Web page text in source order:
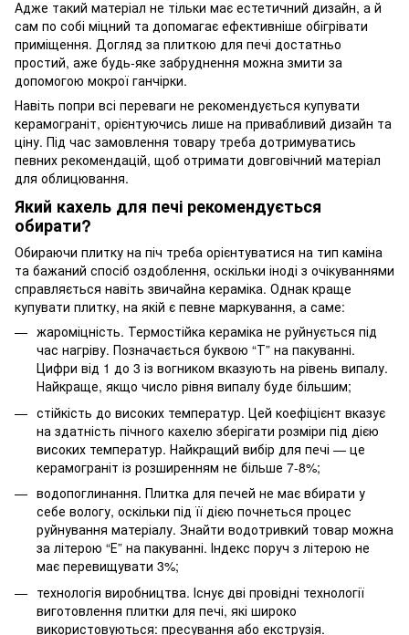
Адже такий матеріал не тільки має естетичний дизайн, а й
сам по собі міцний та допомагає ефективніше обігрівати
приміщення. Догляд за плиткою для печі достатньо
простий, аже будь-яке забруднення можна змити за
допомогою мокрої ганчірки.
Навіть попри всі переваги не рекомендується купувати
керамограніт, орієнтуючись лише на привабливий дизайн та
ціну. Під час замовлення товару треба дотримуватись
певних рекомендацій, щоб отримати довговічний матеріал
для облицювання.
Який кахель для печі рекомендується
обирати?
Обираючи плитку на піч треба орієнтуватися на тип каміна
та бажаний спосіб оздоблення, оскільки іноді з очікуваннями
справляється навіть звичайна кераміка. Однак краще
купувати плитку, на якій є певне маркування, а саме:
жароміцність. Термостійка кераміка не руйнується під
час нагріву. Позначається буквою “Т” на пакуванні.
Цифри від 1 до 3 із вогником вказують на рівень випалу.
Найкраще, якщо число рівня випалу буде більшим;
стійкість до високих температур. Цей коефіцієнт вказує
на здатність пічного кахелю зберігати розміри під дією
високих температур. Найкращий вибір для печі — це
керамограніт із розширенням не більше 7-8%;
водопоглинання. Плитка для печей не має вбирати у
себе вологу, оскільки під її дією почнеться процес
руйнування матеріалу. Знайти водотривкий товар можна
за літерою “Е” на пакуванні. Індекс поруч з літерою не
має перевищувати 3%;
технологія виробництва. Існує дві провідні технології
виготовлення плитки для печі, які широко
використовуються: пресування або екструзія.